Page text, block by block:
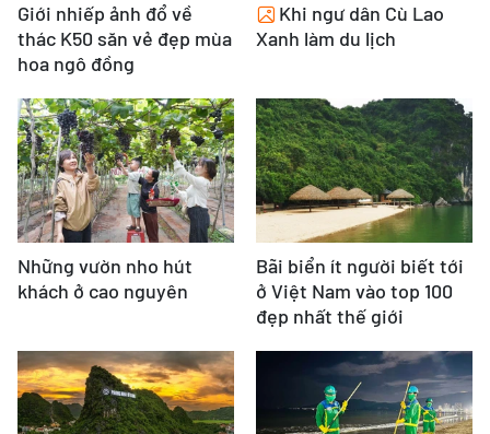
Giới nhiếp ảnh đổ về
thác K50 săn vẻ đẹp mùa
hoa ngô đồng
Khi ngư dân Cù Lao
Xanh làm du lịch
Những vườn nho hút
khách ở cao nguyên
Bãi biển ít người biết tới
ở Việt Nam vào top 100
đẹp nhất thế giới